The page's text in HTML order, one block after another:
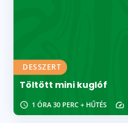
DESSZERT
Töltött mini kuglóf
1 ÓRA 30 PERC + HŰTÉS